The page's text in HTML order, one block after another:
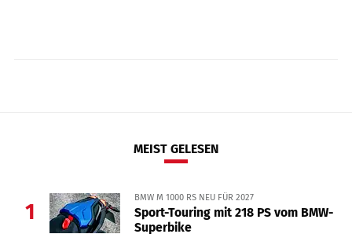
MEIST GELESEN
1
BMW M 1000 RS NEU FÜR 2027
Sport-Touring mit 218 PS vom BMW-
Superbike